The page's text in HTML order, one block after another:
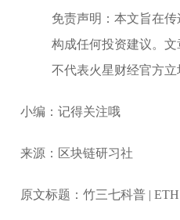
免责声明：本文旨在
构成任何投资建议。文
不代表火星财经官方立
小编：记得关注哦
来源：区块链研习社
原文标题：竹三七科普 |